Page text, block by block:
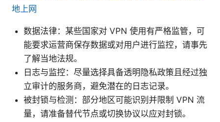
地上网
数据法律：某些国家对 VPN 使用有严格监管，可
能要求运营商保存数据或对用户进行监控，请事先
了解当地法规。
日志与监控：尽量选择具备透明隐私政策且经过独
立审计的服务商，避免潜在的日志记录。
被封锁与检测：部分地区可能识别并限制 VPN 流
量，请准备替代节点或切换协议以应对封锁。